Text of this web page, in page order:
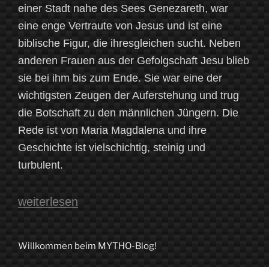
einer Stadt nahe des Sees Genezareth, war
eine enge Vertraute von Jesus und ist eine
biblische Figur, die ihresgleichen sucht. Neben
anderen Frauen aus der Gefolgschaft Jesu blieb
sie bei ihm bis zum Ende. Sie war eine der
wichtigsten Zeugen der Auferstehung und trug
die Botschaft zu den männlichen Jüngern. Die
Rede ist von Maria Magdalena und ihre
Geschichte ist vielschichtig, steinig und
turbulent.
„Maria
–
weiterlesen
Willkommen beim MYTHO-Blog!